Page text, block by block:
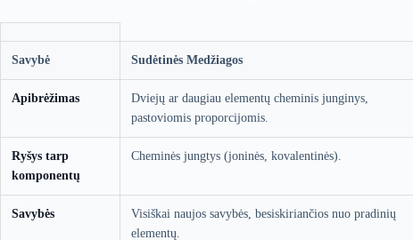
Savybė Sudėtinės Medžiagos
Apibrėžimas
Dviejų ar daugiau elementų cheminis junginys,
pastoviomis proporcijomis.
Ryšys tarp
komponentų
Cheminės jungtys (joninės, kovalentinės).
Savybės
Visiškai naujos savybės, besiskiriančios nuo pradinių
elementų.